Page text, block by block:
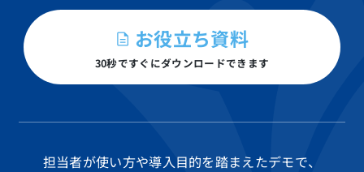
お役立ち資料
30秒ですぐにダウンロードできます
担当者が使い方や導入目的を踏まえたデモで、